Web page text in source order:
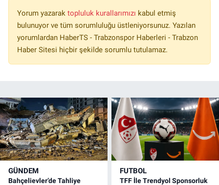
Yorum yazarak topluluk kurallarımızı kabul etmiş
bulunuyor ve tüm sorumluluğu üstleniyorsunuz. Yazılan
yorumlardan HaberTS - Trabzonspor Haberleri - Trabzon
Haber Sitesi hiçbir şekilde sorumlu tutulamaz.
GÜNDEM
Bahçelievler’de Tahliye
FUTBOL
TFF İle Trendyol Sponsorluk